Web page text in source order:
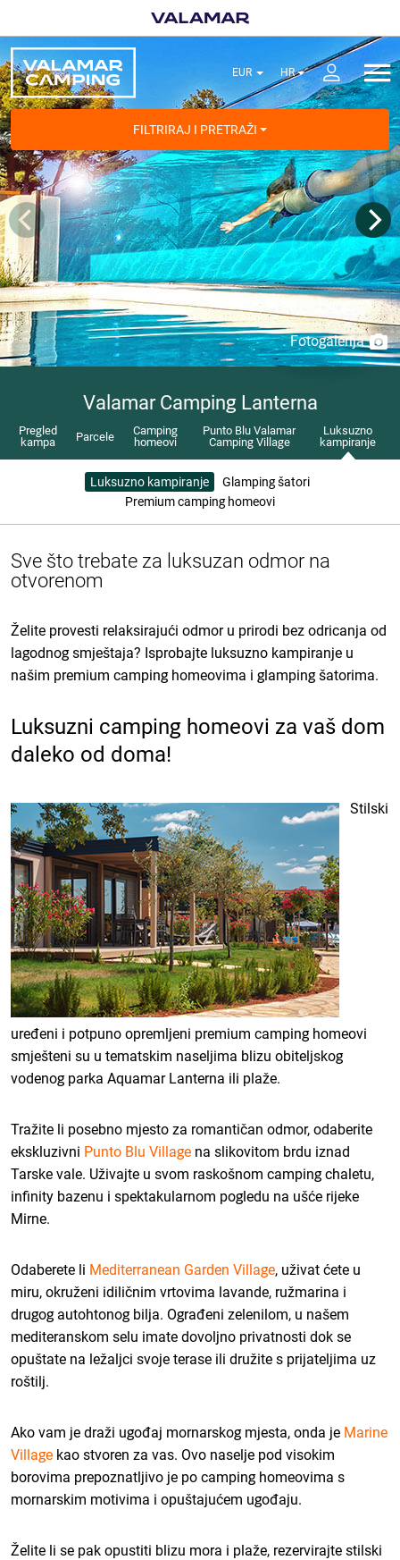
FILTRIRAJ I PRETRAŽI
Fotogalerija
Valamar Camping Lanterna
Pregled
kampa
Parcele
Camping
homeovi
Punto Blu Valamar
Camping Village
Luksuzno
kampiranje
Luksuzno kampiranje
Glamping šatori
Premium camping homeovi
Sve što trebate za luksuzan odmor na
otvorenom
Želite provesti relaksirajući odmor u prirodi bez odricanja od
lagodnog smještaja? Isprobajte luksuzno kampiranje u
našim premium camping homeovima i glamping šatorima.
Luksuzni camping homeovi za vaš dom
daleko od doma!
Stilski
uređeni i potpuno opremljeni premium camping homeovi
smješteni su u tematskim naseljima blizu obiteljskog
vodenog parka Aquamar Lanterna ili plaže.
Tražite li posebno mjesto za romantičan odmor, odaberite
ekskluzivni Punto Blu Village na slikovitom brdu iznad
Tarske vale. Uživajte u svom raskošnom camping chaletu,
infinity bazenu i spektakularnom pogledu na ušće rijeke
Mirne.
Odaberete li Mediterranean Garden Village, uživat ćete u
miru, okruženi idiličnim vrtovima lavande, ružmarina i
drugog autohtonog bilja. Ograđeni zelenilom, u našem
mediteranskom selu imate dovoljno privatnosti dok se
opuštate na ležaljci svoje terase ili družite s prijateljima uz
roštilj.
Ako vam je draži ugođaj mornarskog mjesta, onda je Marine
Village kao stvoren za vas. Ovo naselje pod visokim
borovima prepoznatljivo je po camping homeovima s
mornarskim motivima i opuštajućem ugođaju.
Želite li se pak opustiti blizu mora i plaže, rezervirajte stilski